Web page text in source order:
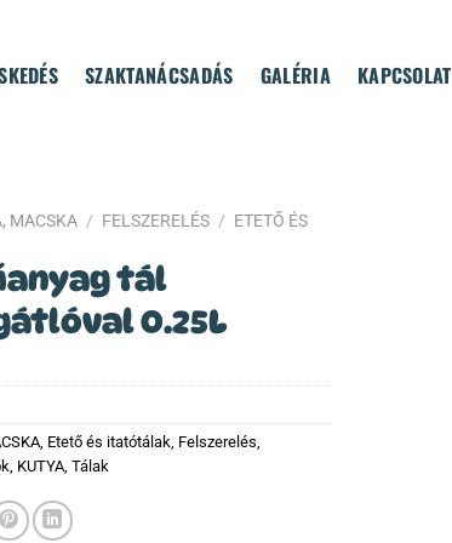
SZAKTANÁCSADÁS GALÉRIA KAPCSOLAT
MACSKA / FELSZERELÉS / ETETŐ ÉS
tál
0.25L
Etető és itatótálak Felszerelés
KUTYA Tálak